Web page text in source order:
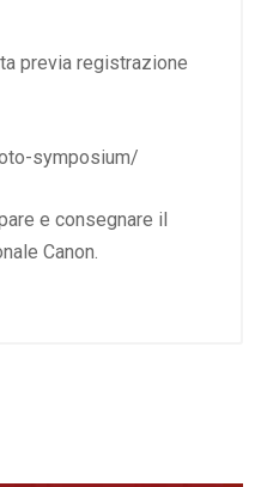
previa registrazione
symposium/
e consegnare il
Canon.